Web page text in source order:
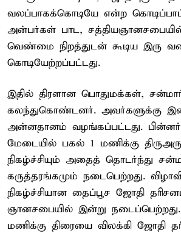
வலப்பாகக்கொடியே என்ற
அன்பர்கள் பாட,
வெண்மை நிறத்துடன் கூடிய இரு
கொடியேற்றப்பட்டது.
இதில் திரளான பொதுமக்கள்,
கலந்துகொண்டனர். அவர்களுக்கு
அன்னதானம் வழங்கப்பட்டது.
மேடையில் பகல் 1 மணிக்கு
நிகழ்ச்சியும் அதைத் தொடர்ந்து
கருத்தரங்கமும் நடைபெற்றது.
நிகழ்ச்சியான தைப்பூச ஜோதி
ஞானசபையில் இன்று
மணிக்கு திரையை விலக்கி ஜோதி